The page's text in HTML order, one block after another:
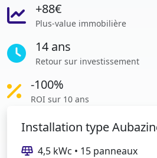
+88€
Plus-value immobilière
14 ans
Retour sur investissement
-100%
ROI sur 10 ans
Installation type
4,5 kWc • 15 panneaux